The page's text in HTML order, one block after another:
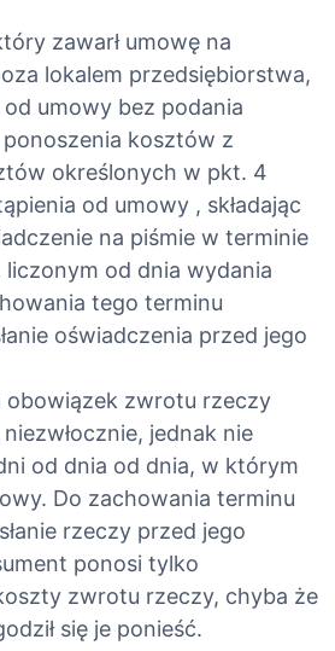
zawarł umowę na
lokalem przedsiębiorstwa,
umowy bez podania
kosztów z
określonych w pkt. 4
od umowy , składając
na piśmie w terminie
od dnia wydania
tego terminu
oświadczenia przed jego
obowiązek zwrotu rzeczy
jednak nie
od dnia od dnia, w którym
Do zachowania terminu
rzeczy przed jego
ponosi tylko
zwrotu rzeczy, chyba że
się je ponieść.